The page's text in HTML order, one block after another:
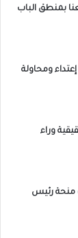
بمنطق الباب
ومحاولة
وراء
منحة رئيس